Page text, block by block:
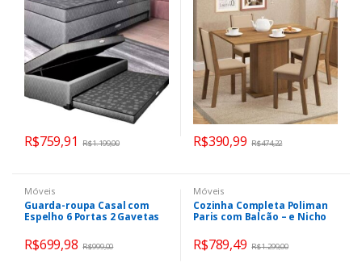
R$759,91 R$1.199,00 R$390,99 R$474,22
Móveis
Guarda-roupa Casal com
Espelho 6 Portas 2 Gavetas
R$699,98 R$999,00
Móveis
Cozinha Completa Poliman
Paris com Balcão – e Nicho
Gavetas
R$789,49 R$1.299,00